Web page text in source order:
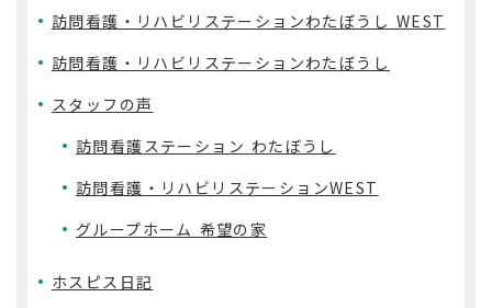
訪問看護・リハビリステーションわたぼうし WEST
訪問看護・リハビリステーションわたぼうし
スタッフの声
訪問看護ステーション わたぼうし
訪問看護・リハビリステーションWEST
グループホーム 希望の家
ホスピス日記